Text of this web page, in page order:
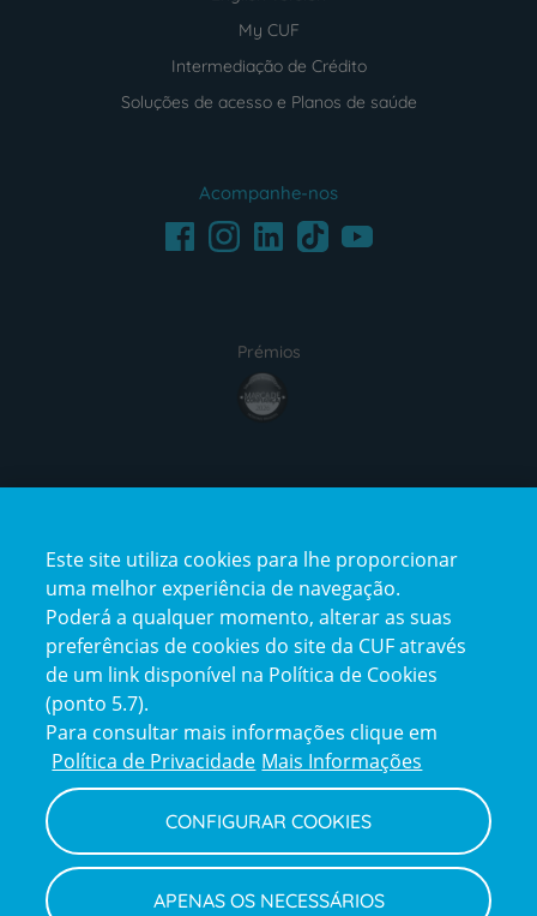
My CUF
Intermediação de Crédito
Soluções de acesso e Planos de saúde
Acompanhe-nos
FacebookInstagramLinkedInTikTokYoutube
Prémios
award4
certification2certification3
Reclamações
e
elogios
Política de Privacidade e Cookies
Termos e Condições
Declaração de Acessibilidade
Este site utiliza cookies para lhe proporcionar
uma melhor experiência de navegação.
Poderá a qualquer momento, alterar as suas
preferências de cookies do site da CUF através
de um link disponível na Política de Cookies
(ponto 5.7).
Para consultar mais informações clique em
Política de Privacidade Mais Informações
CONFIGURAR COOKIES
APENAS OS NECESSÁRIOS